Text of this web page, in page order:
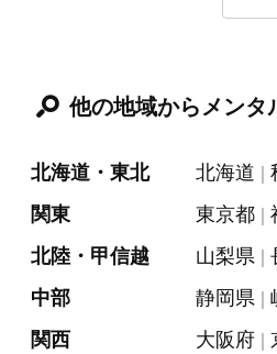
他の地域からメンタ
北海道・東北 北海道
関東
東京都
北陸・甲信越
山梨県
中部
静岡県
関西
大阪府